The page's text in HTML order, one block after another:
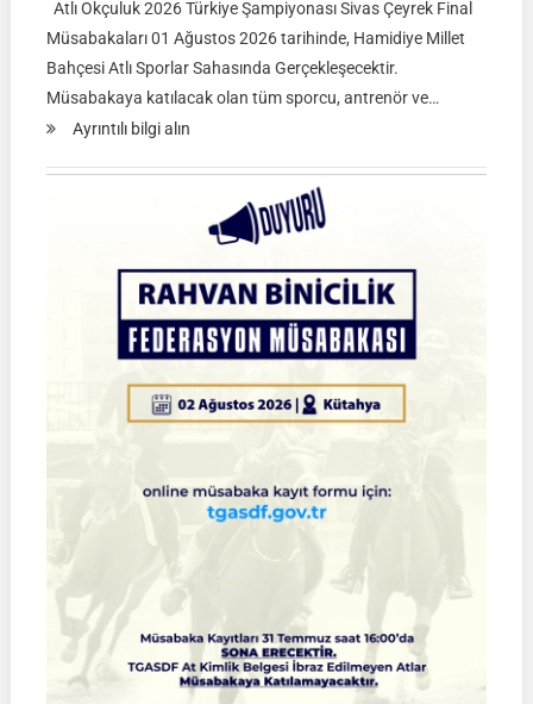
Atlı Okçuluk 2026 Türkiye Şampiyonası Sivas Çeyrek Final
Müsabakaları 01 Ağustos 2026 tarihinde, Hamidiye Millet
Bahçesi Atlı Sporlar Sahasında Gerçekleşecektir.
Müsabakaya katılacak olan tüm sporcu, antrenör ve…
Ayrıntılı bilgi alın:
2026
Türkiye
Şampiyonası
Çeyrek
Final
|
01